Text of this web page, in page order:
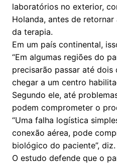
laboratórios no exterior,
Holanda, antes de
da terapia.
Em um país continental,
“Em algumas regiões do
precisarão passar até dois
chegar a um centro
Segundo ele, até
podem comprometer o
“Uma falha logística
conexão aérea, pode
biológico do paciente”, diz.
O estudo defende que o